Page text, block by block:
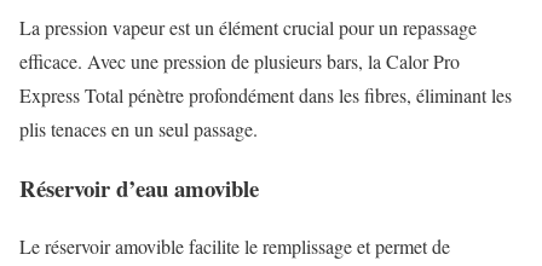
La pression vapeur est un élément crucial pour un repassage
efficace. Avec une pression de plusieurs bars, la Calor Pro
Express Total pénètre profondément dans les fibres, éliminant les
plis tenaces en un seul passage.
Réservoir d’eau amovible
Le réservoir amovible facilite le remplissage et permet de